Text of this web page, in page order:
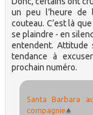
un peu l’heure de
couteau. C’est là
se plaindre - en
entendent. Attitude
tendance à
prochain numéro.
Santa Barbara
compagnie